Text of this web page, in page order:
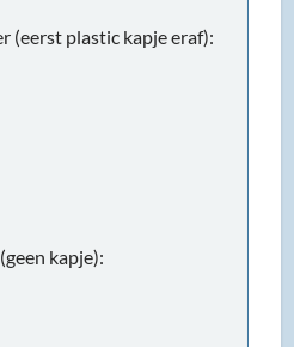
(eerst plastic kapje eraf):
kapje):